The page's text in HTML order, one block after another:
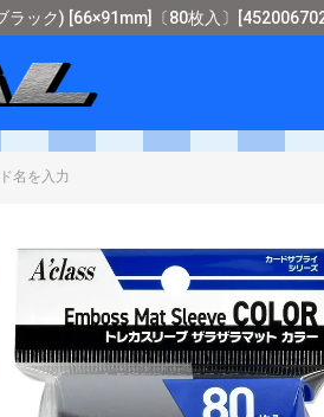
ラック) [66×91mm]〔80枚入〕